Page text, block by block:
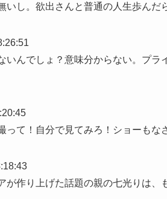
いし。欲出さんと普通の人生歩んだ
いんでしょ？意味分からない。プ
って！自分で見てみろ！ショーもな
が作り上げた話題の親の七光りは、